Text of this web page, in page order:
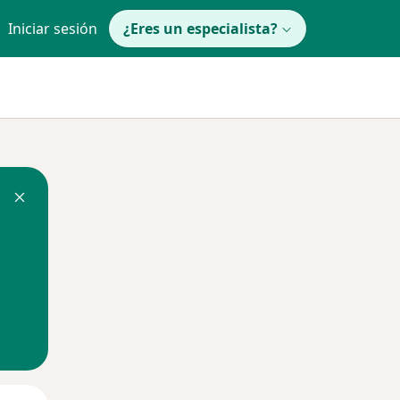
Iniciar sesión ¿Eres un especialista?